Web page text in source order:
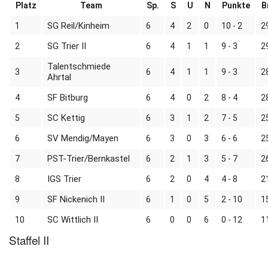
Platz Team Sp. S U N Punkte
1 SG Reil/Kinheim 6 4 2 0 10 - 2
2 SG Trier II 6 4 1 1 9 - 3
3
Talentschmiede
Ahrtal
6 4 1 1 9 - 3
4 SF Bitburg 6 4 0 2 8 - 4
5 SC Kettig 6 3 1 2 7 - 5
6 SV Mendig/Mayen 6 3 0 3 6 - 6
7 PST-Trier/Bernkastel 6 2 1 3 5 - 7
8 IGS Trier 6 2 0 4 4 - 8
9 SF Nickenich II 6 1 0 5 2 - 10
10 SC Wittlich II 6 0 0 6 0 - 12
Staffel II